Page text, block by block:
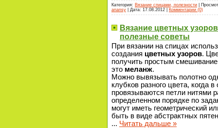
Категория: Вязание спицами, полезности |
anansy | Дата: 17.08.2012 Комментарии (0)
Вязание цветных
полезные советы
При вязании на спицах
создания цветных узоров.
получить простым
это меланж.
Можно вывязывать полотно
клубков разного цвета, когда
провязываются петли нитями
определенном порядке по
могут иметь геометрический
быть в виде абстрактных
... Читать дальше »